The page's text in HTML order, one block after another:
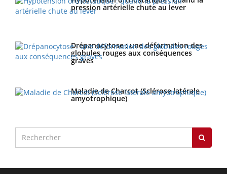
pression artérielle chute au lever
Drépanocytose : une déformation des
globules rouges aux conséquences
graves
Maladie de Charcot (Sclérose latérale
amyotrophique)